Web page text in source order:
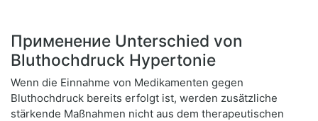
Применение Unterschied von
Bluthochdruck Hypertonie
Wenn die Einnahme von Medikamenten gegen
Bluthochdruck bereits erfolgt ist, werden zusätzliche
stärkende Maßnahmen nicht aus dem therapeutischen